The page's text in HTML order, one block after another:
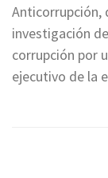
Anticorrupción,
investigación
corrupción por
ejecutivo de la